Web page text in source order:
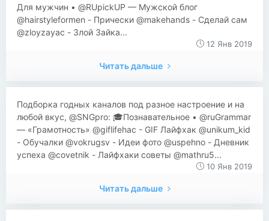
Для мужчин • @RUpickUP — Мужской блог
@hairstyleformen - Прически @makehands - Сделай сам
@zloyzayac - Злой Зайка...
12 Янв 2019
Читать дальше
Подборка годных каналов под разное настроение и на
любой вкус, @SNGpro: 🎓Познавательное • @ruGrammar
— «Грамотность» @giflifehac - GIF Лайфхак @unikum_kid
- Обучалки @vokrugsv - Идеи фото @uspehno - Дневник
успеха @covetnik - Лайфхаки советы @mathru5...
10 Янв 2019
Читать дальше